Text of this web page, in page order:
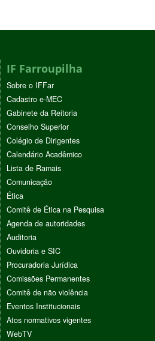
IF Farroupilha
Sobre o IFFar
Cadastro e-MEC
Gabinete da Reitoria
Conselho Superior
Colégio de Dirigentes
Calendário Acadêmico
Lista de Ramais
Comunicação
Ética
Comitê de Ética na Pesquisa
Agenda de autoridades
Auditoria
Ouvidoria e SIC
Procuradoria Jurídica
Comissões Permanentes
Comitê de não violência
Eventos Institucionais
Atos normativos vigentes
WebTV